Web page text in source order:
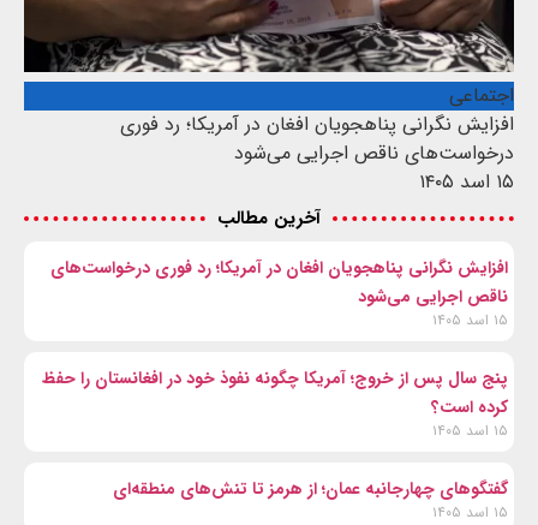
اجتماعی
افزایش نگرانی پناهجویان افغان در آمریکا؛ رد فوری
درخواست‌های ناقص اجرایی می‌شود
۱۵ اسد ۱۴۰۵
آخرین مطالب
افزایش نگرانی پناهجویان افغان در آمریکا؛ رد فوری درخواست‌های
ناقص اجرایی می‌شود
۱۵ اسد ۱۴۰۵
پنج سال پس از خروج؛ آمریکا چگونه نفوذ خود در افغانستان را حفظ
کرده است؟
۱۵ اسد ۱۴۰۵
گفتگوهای چهارجانبه عمان؛ از هرمز تا تنش‌های منطقه‌ای
۱۵ اسد ۱۴۰۵